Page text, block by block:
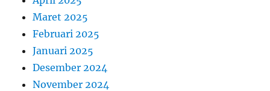
Maret 2025
Februari 2025
Januari 2025
Desember 2024
November 2024